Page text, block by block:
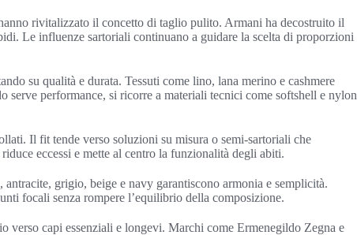
rivitalizzato il concetto di taglio pulito. Armani ha decostruito il
Le influenze sartoriali continuano a guidare la scelta di proporzioni
su qualità e durata. Tessuti come lino, lana merino e cashmere
serve performance, si ricorre a materiali tecnici come softshell e nylon
Il fit tende verso soluzioni su misura o semi-sartoriali che
eccessi e mette al centro la funzionalità degli abiti.
grigio, beige e navy garantiscono armonia e semplicità.
focali senza rompere l’equilibrio della composizione.
verso capi essenziali e longevi. Marchi come Ermenegildo Zegna e